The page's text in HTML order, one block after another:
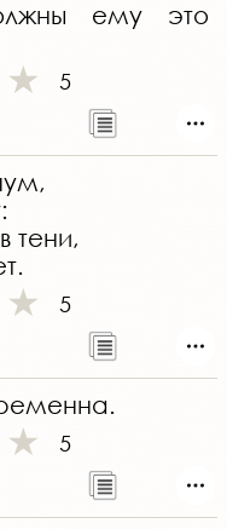
ему это
5
тени,
5
5